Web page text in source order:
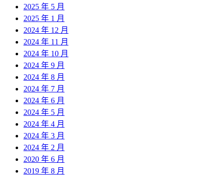
2025 年 5 月
2025 年 1 月
2024 年 12 月
2024 年 11 月
2024 年 10 月
2024 年 9 月
2024 年 8 月
2024 年 7 月
2024 年 6 月
2024 年 5 月
2024 年 4 月
2024 年 3 月
2024 年 2 月
2020 年 6 月
2019 年 8 月